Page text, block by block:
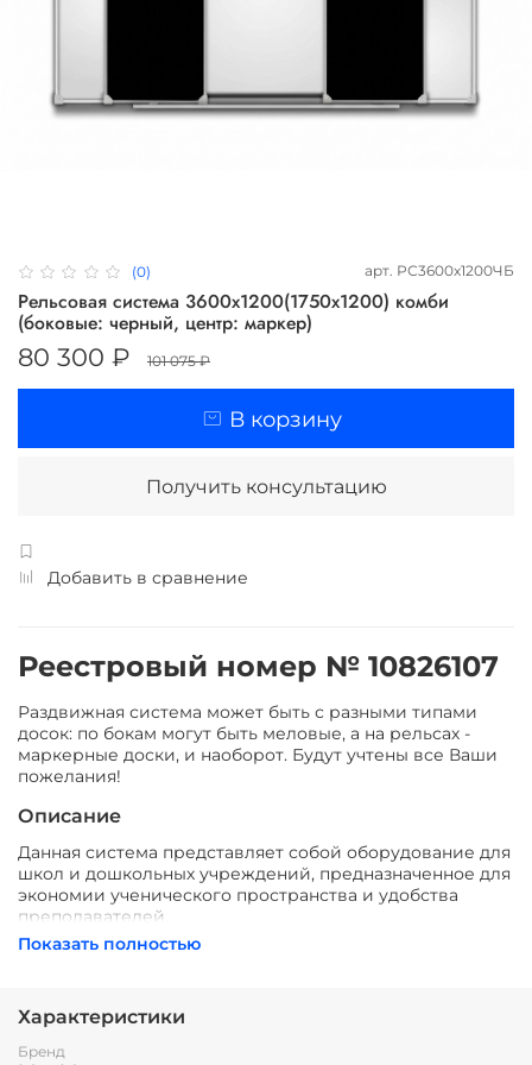
(0) арт. РС3600х1200ЧБ
Рельсовая система 3600х1200(1750х1200) комби
(боковые: черный, центр: маркер)
80 300 ₽ 101 075 ₽
В корзину
Получить консультацию
Добавить в сравнение
Реестровый номер № 10826107
Раздвижная система может быть с разными типами
досок: по бокам могут быть меловые, а на рельсах -
маркерные доски, и наоборот. Будут учтены все Ваши
пожелания!
Описание
Данная система представляет собой оборудование для
школ и дошкольных учреждений, предназначенное для
экономии ученического пространства и удобства
преподавателей.
Функционально состоит из 4-х поверхностей для
интерактивную доску, встроенную в центр рельсовой
Показать полностью
Характеристики
Бренд